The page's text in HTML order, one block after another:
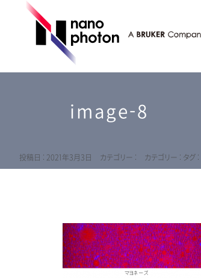
RAMANtouch vioLa | 紫外・深紫外ラマン顕微鏡
sumilé | 広帯域 反射型対物レンズ
RAMAN顕微鏡オンライン見積もり
無機化合物・鉱物image-8
投稿日 : 2021年3月3日 カテゴリー : カテゴリー : タグ :